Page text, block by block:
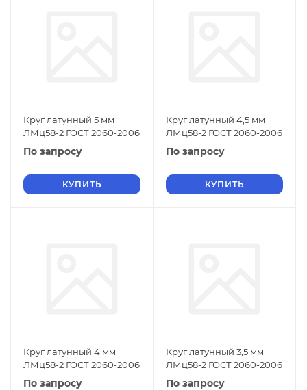
Круг латунный 5 мм
ЛМц58-2 ГОСТ 2060-2006
По запросу
КУПИТЬ
Круг латунный 4,5 мм
ЛМц58-2 ГОСТ 2060-2006
По запросу
КУПИТЬ
Круг латунный 4 мм
ЛМц58-2 ГОСТ 2060-2006
По запросу
Круг латунный 3,5 мм
ЛМц58-2 ГОСТ 2060-2006
По запросу